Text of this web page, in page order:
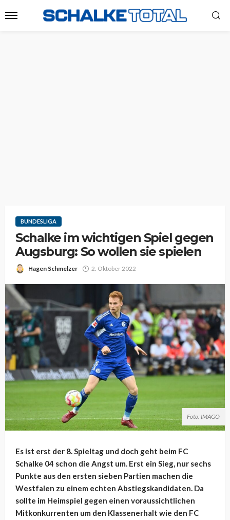
BUNDESLIGA
Schalke im wichtigen Spiel gegen
Augsburg: So wollen sie spielen
Hagen Schmelzer 2. Oktober 2022
Foto: IMAGO
Es ist erst der 8. Spieltag und doch geht beim FC
Schalke 04 schon die Angst um. Erst ein Sieg, nur sechs
Punkte aus den ersten sieben Partien machen die
Westfalen zu einem echten Abstiegskandidaten. Da
sollte im Heimspiel gegen einen voraussichtlichen
Mitkonkurrenten um den Klassenerhalt wie den FC